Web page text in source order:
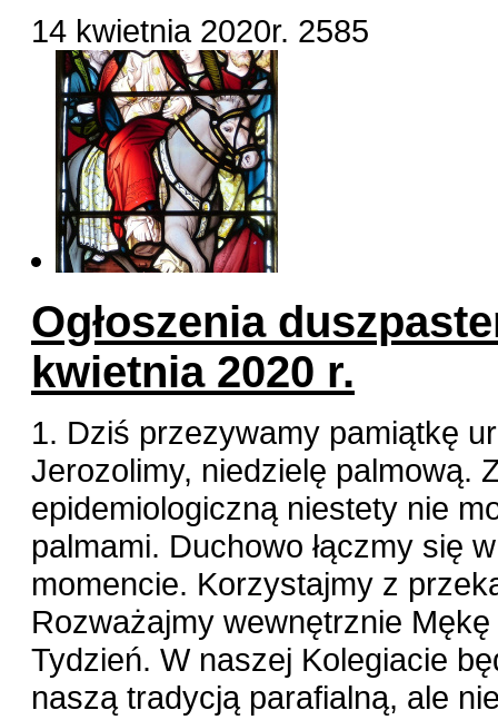
14 kwietnia 2020r. 2585
Ogłoszenia
kwietnia 2020 r.
1. Dziś przezywamy pamiątkę
Jerozolimy, niedzielę palmową.
epidemiologiczną niestety nie
palmami. Duchowo łączmy się
momencie. Korzystajmy z
Rozważajmy wewnętrznie
Tydzień. W naszej Kolegiacie
naszą tradycją parafialną, ale